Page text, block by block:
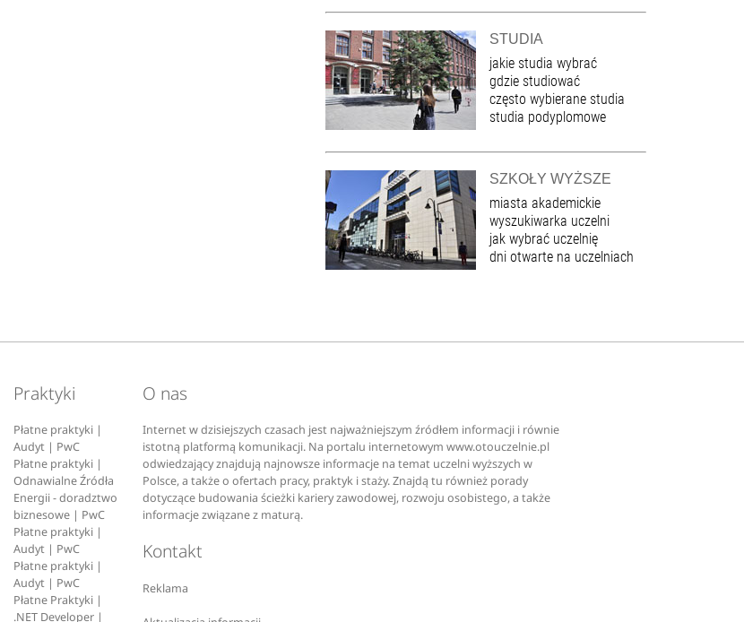
STUDIA
jakie studia wybrać
gdzie studiować
często wybierane studia
studia podyplomowe
SZKOŁY WYŻSZE
miasta akademickie
wyszukiwarka uczelni
jak wybrać uczelnię
dni otwarte na uczelniach
Praktyki
Płatne praktyki |
Audyt | PwC
Płatne praktyki |
Odnawialne Źródła
Energii - doradztwo
biznesowe | PwC
Płatne praktyki |
Audyt | PwC
Płatne praktyki |
Audyt | PwC
Płatne Praktyki |
.NET Developer |
O nas
Internet w dzisiejszych czasach jest najważniejszym źródłem informacji i równie
istotną platformą komunikacji. Na portalu internetowym www.otouczelnie.pl
odwiedzający znajdują najnowsze informacje na temat uczelni wyższych w
Polsce, a także o ofertach pracy, praktyk i staży. Znajdą tu również porady
dotyczące budowania ścieżki kariery zawodowej, rozwoju osobistego, a także
informacje związane z maturą.
Kontakt
Reklama